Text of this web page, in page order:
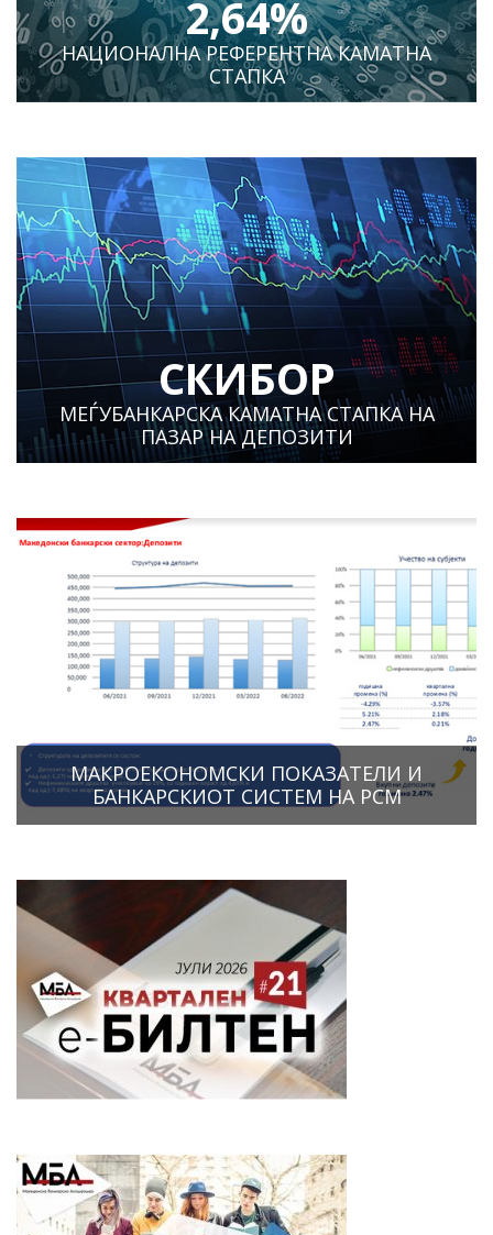
2,64%
НАЦИОНАЛНА РЕФЕРЕНТНА КАМАТНА
СТАПКА
СКИБОР
МЕЃУБАНКАРСКА КАМАТНА СТАПКА НА
ПАЗАР НА ДЕПОЗИТИ
МАКРОЕКОНОМСКИ ПОКАЗАТЕЛИ И
БАНКАРСКИОТ СИСТЕМ НА РСМ